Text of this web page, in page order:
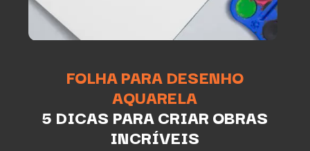
FOLHA PARA DESENHO
AQUARELA
5 DICAS PARA CRIAR OBRAS
INCRÍVEIS